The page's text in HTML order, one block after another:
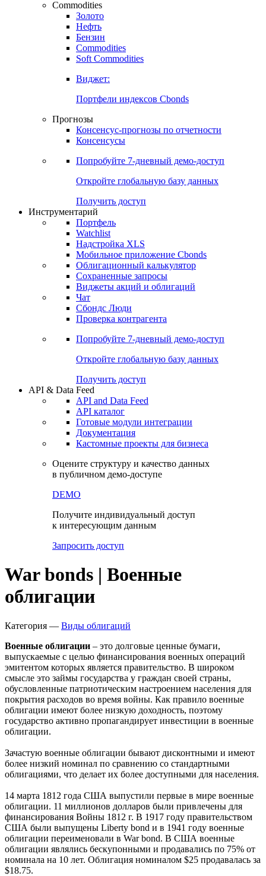
Commodities
Золото
Нефть
Бензин
Commodities
Soft Commodities
Виджет:
Портфели индексов Cbonds
Прогнозы
Консенсус-прогнозы по отчетности
Консенсусы
Попробуйте 7-дневный демо-доступ
Откройте глобальную базу данных
Получить доступ
Инструментарий
Портфель
Watchlist
Надстройка XLS
Мобильное приложение Cbonds
Облигационный калькулятор
Сохраненные запросы
Виджеты акций и облигаций
Чат
Сбондс Люди
Проверка контрагента
Попробуйте 7-дневный демо-доступ
Откройте глобальную базу данных
Получить доступ
API & Data Feed
API and Data Feed
API каталог
Готовые модули интеграции
Документация
Кастомные проекты для бизнеса
Оцените структуру и качество данных
в публичном демо-доступе
DEMO
Получите индивидуальный доступ
к интересующим данным
Запросить доступ
War bonds | Военные
облигации
Категория — Виды облигаций
Военные облигации – это долговые ценные бумаги,
выпускаемые с целью финансирования военных операций
эмитентом которых является правительство. В широком
смысле это займы государства у граждан своей страны,
обусловленные патриотическим настроением населения для
покрытия расходов во время войны. Как правило военные
облигации имеют более низкую доходность, поэтому
государство активно пропагандирует инвестиции в военные
облигации.
Зачастую военные облигации бывают дисконтными и имеют
более низкий номинал по сравнению со стандартными
облигациями, что делает их более доступными для населения.
14 марта 1812 года США выпустили первые в мире военные
облигации. 11 миллионов долларов были привлечены для
финансирования Войны 1812 г. В 1917 году правительством
США были выпущены Liberty bond и в 1941 году военные
облигации переименовали в War bond. В США военные
облигации являлись бескупонными и продавались по 75% от
номинала на 10 лет. Облигация номиналом $25 продавалась за
$18.75.